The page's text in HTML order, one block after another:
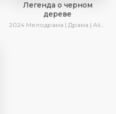
Легенда о черном
дереве
2024 Мелодрама | Драма | AlisaDirilis | Сериалы 2024